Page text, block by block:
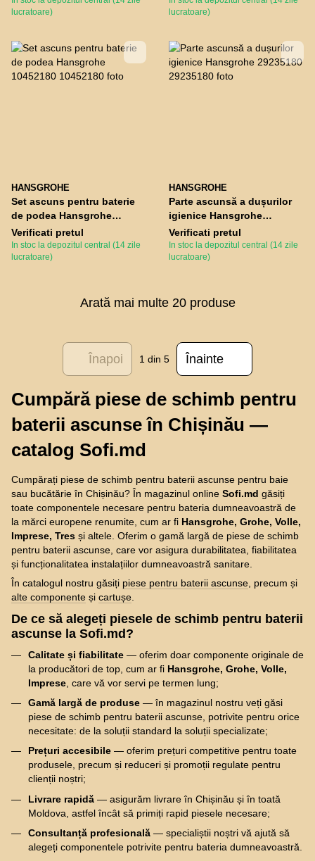
lucratoare)
lucratoare)
HANSGROHE
Set ascuns pentru baterie
de podea Hansgrohe
10452180
Verificati pretul
In stoc la depozitul central (14 zile
lucratoare)
HANSGROHE
Parte ascunsă a dușurilor
igienice Hansgrohe
29235180
Verificati pretul
In stoc la depozitul central (14 zile
lucratoare)
Arată mai multe 20 produse
Înapoi 1 din 5 Înainte
Cumpără piese de schimb pentru
baterii ascunse în Chișinău —
catalog Sofi.md
Cumpărați piese de schimb pentru baterii ascunse pentru baie
sau bucătărie în Chișinău? În magazinul online Sofi.md găsiți
toate componentele necesare pentru bateria dumneavoastră de
la mărci europene renumite, cum ar fi Hansgrohe, Grohe, Volle,
Imprese, Tres și altele. Oferim o gamă largă de piese de schimb
pentru baterii ascunse, care vor asigura durabilitatea, fiabilitatea
și funcționalitatea instalațiilor dumneavoastră sanitare.
În catalogul nostru găsiți piese pentru baterii ascunse , precum și
alte componente și cartușe
De ce să alegeți piesele de schimb pentru baterii
ascunse la Sofi.md?
Calitate și fiabilitate — oferim doar componente originale de
la producători de top, cum ar fi Hansgrohe, Grohe, Volle,
Imprese , care vă vor servi pe termen lung;
Gamă largă de produse — în magazinul nostru veți găsi
piese de schimb pentru baterii ascunse, potrivite pentru orice
necesitate: de la soluții standard la soluții specializate;
Prețuri accesibile — oferim prețuri competitive pentru toate
produsele, precum și reduceri și promoții regulate pentru
clienții noștri;
Livrare rapidă — asigurăm livrare în Chișinău și în toată
Moldova, astfel încât să primiți rapid piesele necesare;
Consultanță profesională — specialiștii noștri vă ajută să
alegeți componentele potrivite pentru bateria dumneavoastră.